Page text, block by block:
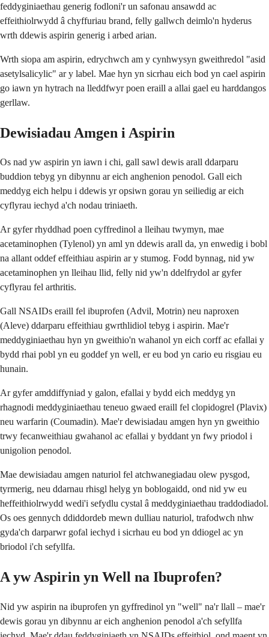
feddyginiaethau generig fodloni'r un safonau ansawdd ac
effeithiolrwydd â chyffuriau brand, felly gallwch deimlo'n hyderus
wrth ddewis aspirin generig i arbed arian.
Wrth siopa am aspirin, edrychwch am y cynhwysyn gweithredol "asid
asetylsalicylic" ar y label. Mae hyn yn sicrhau eich bod yn cael aspirin
go iawn yn hytrach na lleddfwyr poen eraill a allai gael eu harddangos
gerllaw.
Dewisiadau Amgen i Aspirin
Os nad yw aspirin yn iawn i chi, gall sawl dewis arall ddarparu
buddion tebyg yn dibynnu ar eich anghenion penodol. Gall eich
meddyg eich helpu i ddewis yr opsiwn gorau yn seiliedig ar eich
cyflyrau iechyd a'ch nodau triniaeth.
Ar gyfer rhyddhad poen cyffredinol a lleihau twymyn, mae
acetaminophen (Tylenol) yn aml yn ddewis arall da, yn enwedig i bobl
na allant oddef effeithiau aspirin ar y stumog. Fodd bynnag, nid yw
acetaminophen yn lleihau llid, felly nid yw'n ddelfrydol ar gyfer
cyflyrau fel arthritis.
Gall NSAIDs eraill fel ibuprofen (Advil, Motrin) neu naproxen
(Aleve) ddarparu effeithiau gwrthlidiol tebyg i aspirin. Mae'r
meddyginiaethau hyn yn gweithio'n wahanol yn eich corff ac efallai y
bydd rhai pobl yn eu goddef yn well, er eu bod yn cario eu risgiau eu
hunain.
Ar gyfer amddiffyniad y galon, efallai y bydd eich meddyg yn
rhagnodi meddyginiaethau teneuo gwaed eraill fel clopidogrel (Plavix)
neu warfarin (Coumadin). Mae'r dewisiadau amgen hyn yn gweithio
trwy fecanweithiau gwahanol ac efallai y byddant yn fwy priodol i
unigolion penodol.
Mae dewisiadau amgen naturiol fel atchwanegiadau olew pysgod,
tyrmerig, neu ddarnau rhisgl helyg yn boblogaidd, ond nid yw eu
heffeithiolrwydd wedi'i sefydlu cystal â meddyginiaethau traddodiadol.
Os oes gennych ddiddordeb mewn dulliau naturiol, trafodwch nhw
gyda'ch darparwr gofal iechyd i sicrhau eu bod yn ddiogel ac yn
briodol i'ch sefyllfa.
A yw Aspirin yn Well na Ibuprofen?
Nid yw aspirin na ibuprofen yn gyffredinol yn "well" na'r llall – mae'r
dewis gorau yn dibynnu ar eich anghenion penodol a'ch sefyllfa